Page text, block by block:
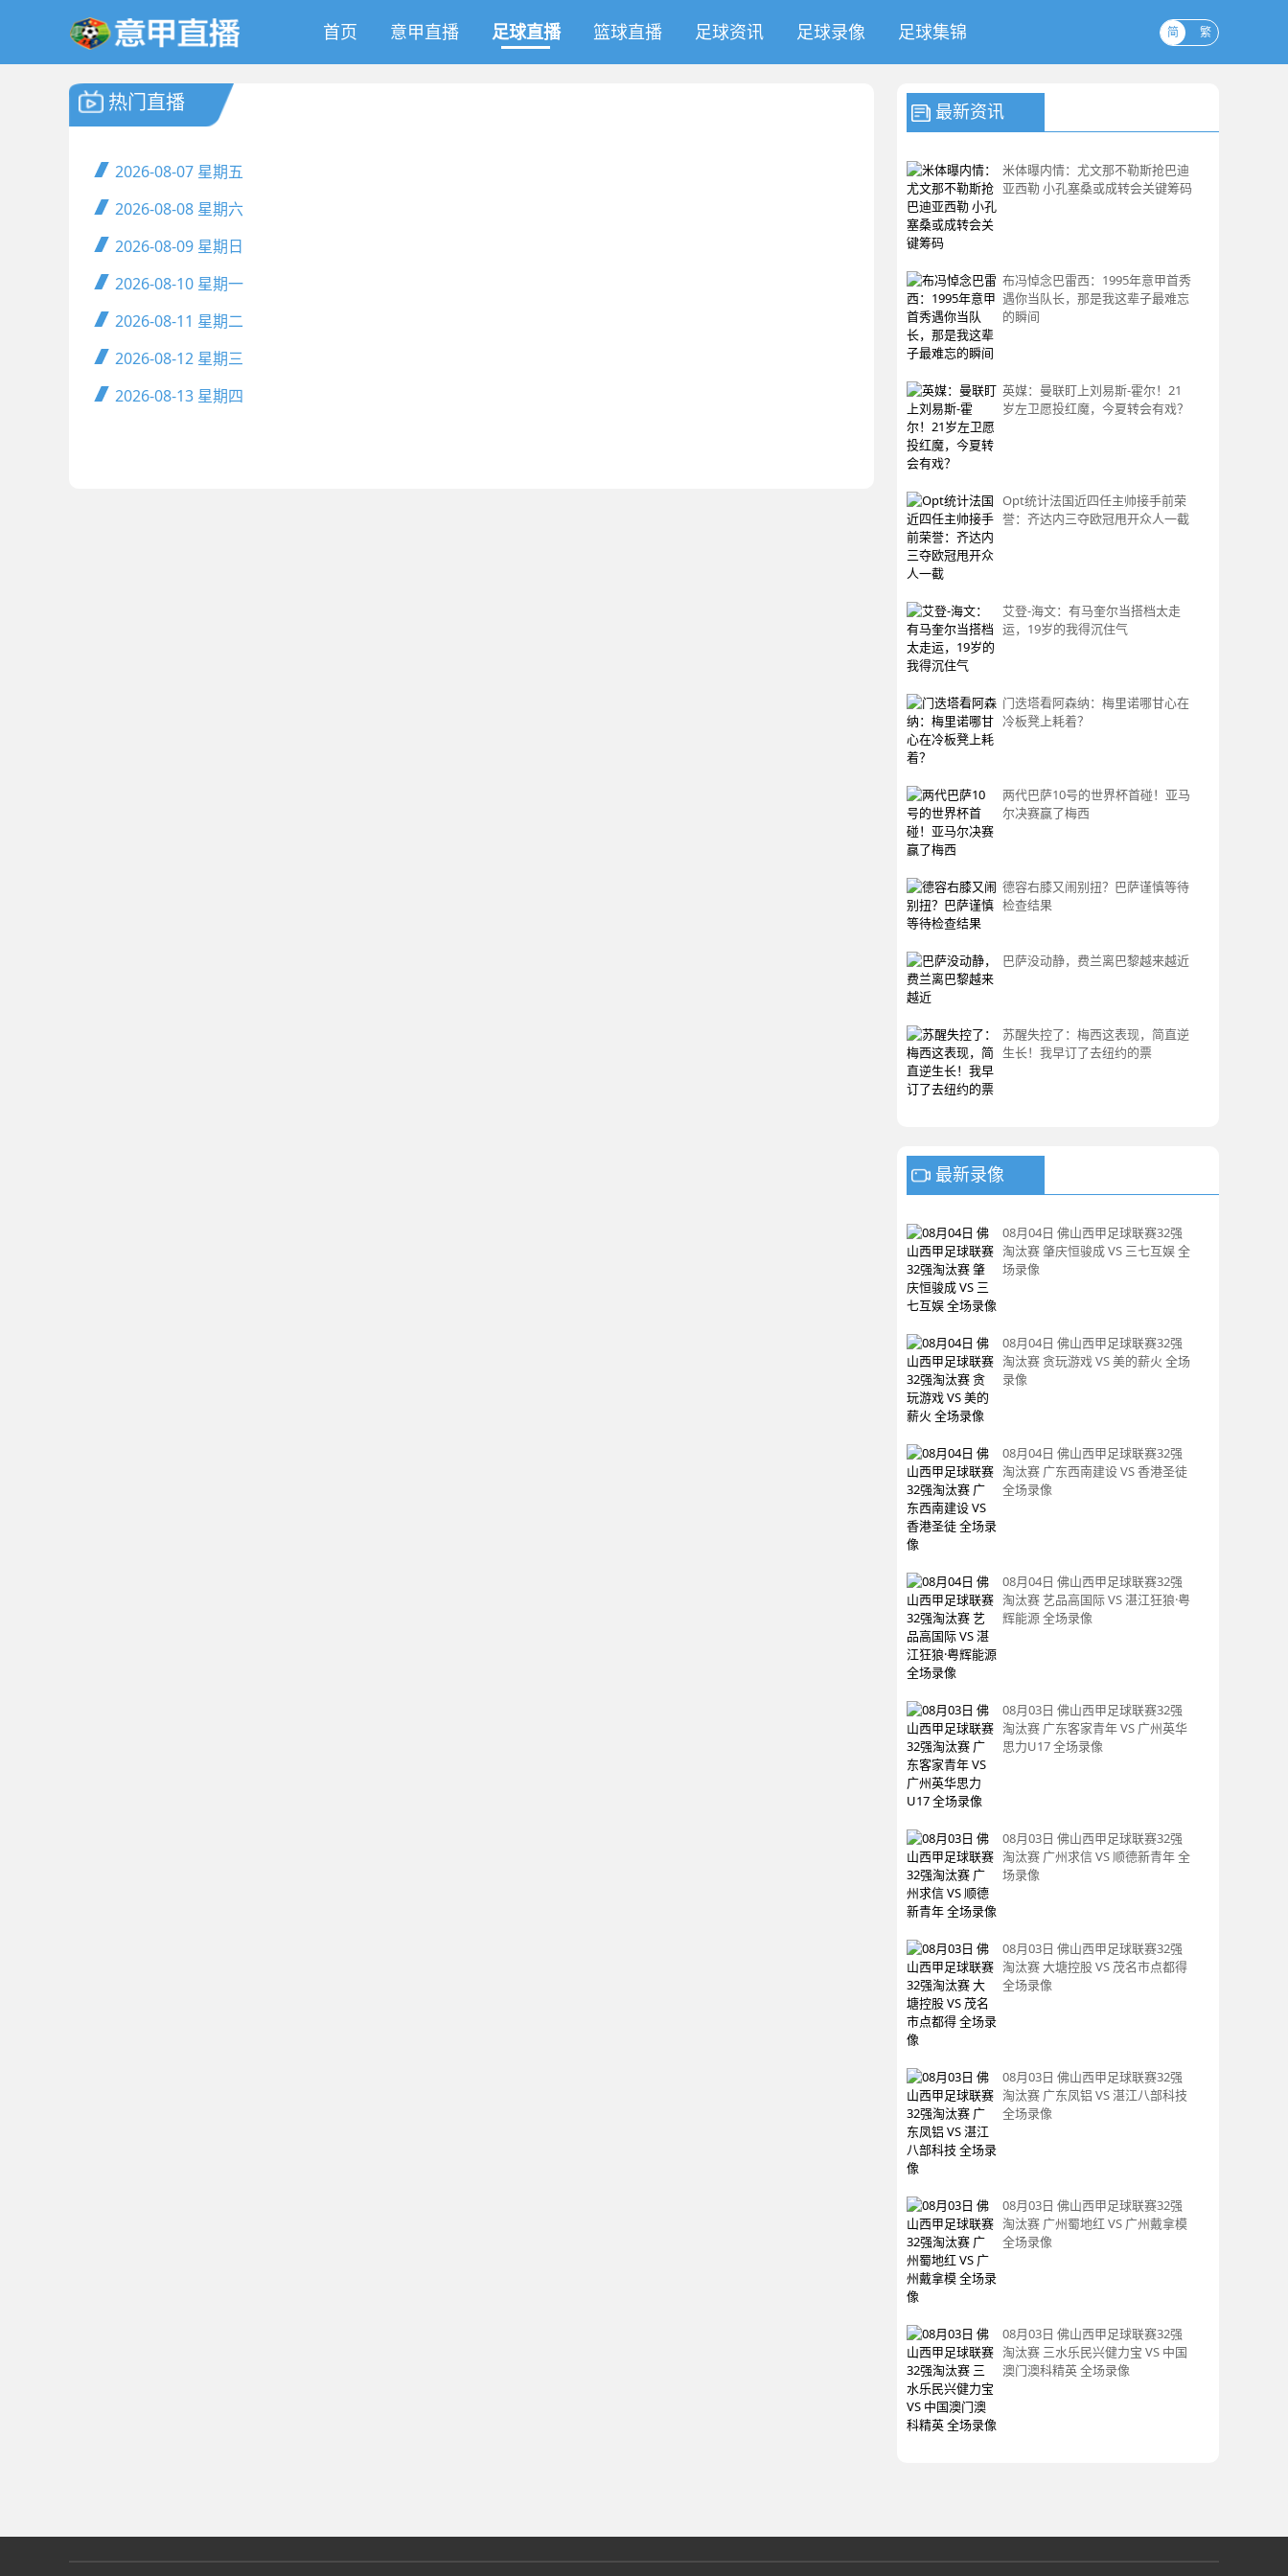
首页 意甲直播 足球直播 篮球直播 足球资讯 足球录像 足球集锦 简 繁
热门直播
2026-08-07 星期五
2026-08-08 星期六
2026-08-09 星期日
2026-08-10 星期一
2026-08-11 星期二
2026-08-12 星期三
2026-08-13 星期四
最新资讯
米体曝内情：尤文那不勒斯抢巴迪
亚西勒 小孔塞桑或成转会关键筹码
布冯悼念巴雷西：1995年意甲首秀
遇你当队长，那是我这辈子最难忘
的瞬间
英媒：曼联盯上刘易斯-霍尔！21
岁左卫愿投红魔，今夏转会有戏？
Opt统计法国近四任主帅接手前荣
誉：齐达内三夺欧冠甩开众人一截
艾登-海文：有马奎尔当搭档太走
运，19岁的我得沉住气
门迭塔看阿森纳：梅里诺哪甘心在
冷板凳上耗着？
两代巴萨10号的世界杯首碰！亚马
尔决赛赢了梅西
德容右膝又闹别扭？巴萨谨慎等待
检查结果
巴萨没动静，费兰离巴黎越来越近
苏醒失控了：梅西这表现，简直逆
生长！我早订了去纽约的票
最新录像
08月04日 佛山西甲足球联赛32强
淘汰赛 肇庆恒骏成 VS 三七互娱 全
场录像
08月04日 佛山西甲足球联赛32强
淘汰赛 贪玩游戏 VS 美的薪火 全场
录像
08月04日 佛山西甲足球联赛32强
淘汰赛 广东西南建设 VS 香港圣徒
全场录像
08月04日 佛山西甲足球联赛32强
淘汰赛 艺品高国际 VS 湛江狂狼·粤
辉能源 全场录像
08月03日 佛山西甲足球联赛32强
淘汰赛 广东客家青年 VS 广州英华
思力U17 全场录像
08月03日 佛山西甲足球联赛32强
淘汰赛 广州求信 VS 顺德新青年 全
场录像
08月03日 佛山西甲足球联赛32强
淘汰赛 大塘控股 VS 茂名市点都得
全场录像
08月03日 佛山西甲足球联赛32强
淘汰赛 广东凤铝 VS 湛江八部科技
全场录像
08月03日 佛山西甲足球联赛32强
淘汰赛 广州蜀地红 VS 广州戴拿模
全场录像
08月03日 佛山西甲足球联赛32强
淘汰赛 三水乐民兴健力宝 VS 中国
澳门澳科精英 全场录像